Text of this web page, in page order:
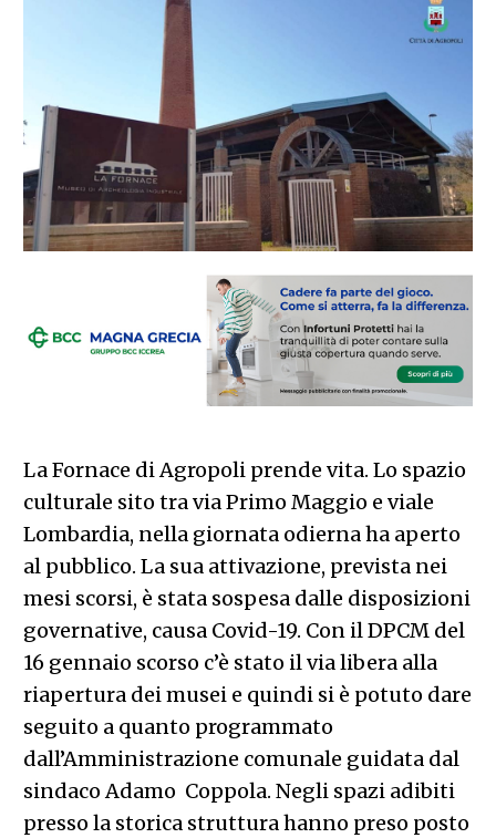
La Fornace di Agropoli prende vita. Lo spazio
culturale sito tra via Primo Maggio e viale
Lombardia, nella giornata odierna ha aperto
al pubblico. La sua attivazione, prevista nei
mesi scorsi, è stata sospesa dalle disposizioni
governative, causa Covid-19. Con il DPCM del
16 gennaio scorso c’è stato il via libera alla
riapertura dei musei e quindi si è potuto dare
seguito a quanto programmato
dall’Amministrazione comunale guidata dal
sindaco Adamo Coppola. Negli spazi adibiti
presso la storica struttura hanno preso posto